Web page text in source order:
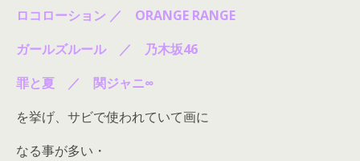
ロコローション ／ ORANGE RANGE
ガールズルール ／ 乃木坂46
罪と夏 ／ 関ジャニ∞
を挙げ、サビで使われていて画に
なる事が多い・